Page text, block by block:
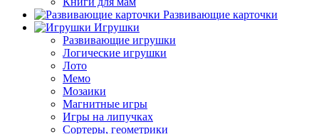
Развивающие карточки
Игрушки
Развивающие игрушки
Логические игрушки
Лото
Мемо
Мозаики
Магнитные игры
Игры на липучках
Сортеры, геометрики